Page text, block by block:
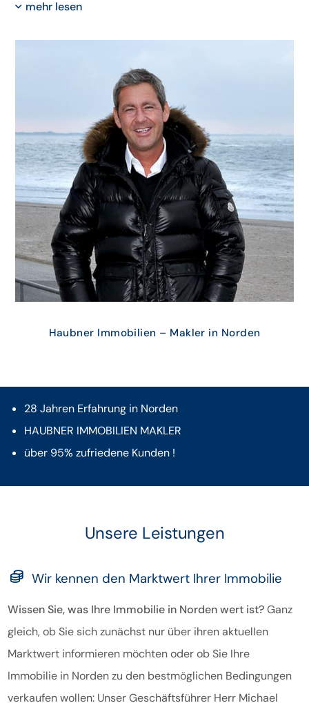
Haubner Immobilien – Makler in Norden
28 Jahren Erfahrung in Norden
HAUBNER IMMOBILIEN MAKLER
über 95% zufriedene Kunden !
Unsere Leistungen
Wir kennen den Marktwert Ihrer Immobilie
Wissen Sie, was Ihre Immobilie in Norden wert ist?Ganz
gleich, ob Sie sich zunächst nur über ihren aktuellen
Marktwert informieren möchten oder ob Sie Ihre
Immobilie in Norden zu den bestmöglichen Bedingungen
verkaufen wollen: Unser Geschäftsführer Herr Michael